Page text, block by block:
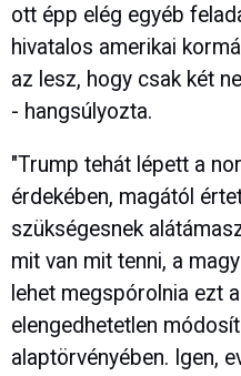
ott épp elég egyéb
hivatalos amerikai
az lesz, hogy csak két
- hangsúlyozta.
"Trump tehát lépett a
érdekében, magától
szükségesnek
mit van mit tenni, a
lehet megspórolnia ezt
elengedhetetlen
alaptörvényében. Igen,